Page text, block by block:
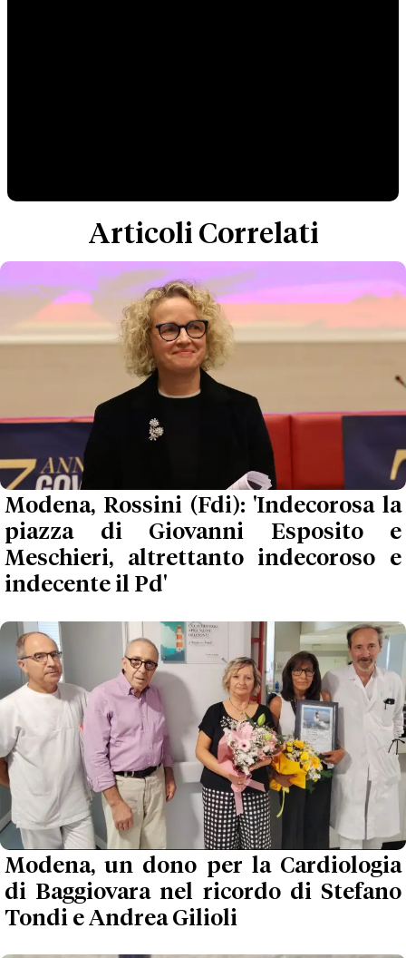
Articoli Correlati
Modena, Rossini (Fdi): 'Indecorosa la
piazza di Giovanni Esposito e
Meschieri, altrettanto indecoroso e
indecente il Pd'
Modena, un dono per la Cardiologia
di Baggiovara nel ricordo di Stefano
Tondi e Andrea Gilioli